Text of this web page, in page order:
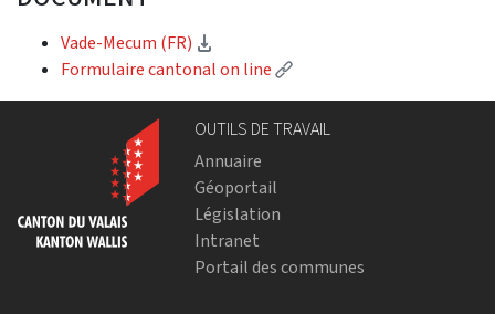
Vade-Mecum (FR)
Formulaire cantonal on line
(Lien externe)
OUTILS DE TRAVAIL
Annuaire
Géoportail
Législation
Intranet
Portail des communes